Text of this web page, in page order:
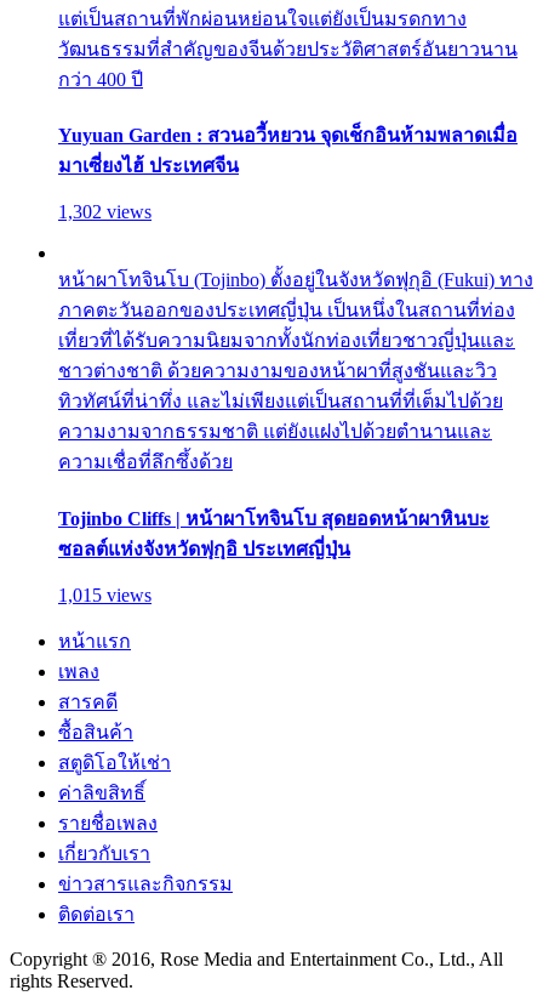
แต่เป็นสถานที่พักผ่อนหย่อนใจแต่ยังเป็นมรดกทาง
วัฒนธรรมที่สำคัญของจีนด้วยประวัติศาสตร์อันยาวนาน
กว่า 400 ปี
Yuyuan Garden : สวนอวี้หยวน จุดเช็กอินห้ามพลาดเมื่อ
มาเซี่ยงไฮ้ ประเทศจีน
1,302 views
หน้าผาโทจินโบ (Tojinbo) ตั้งอยู่ในจังหวัดฟุกุอิ (Fukui) ทาง
ภาคตะวันออกของประเทศญี่ปุ่น เป็นหนึ่งในสถานที่ท่อง
เที่ยวที่ได้รับความนิยมจากทั้งนักท่องเที่ยวชาวญี่ปุ่นและ
ชาวต่างชาติ ด้วยความงามของหน้าผาที่สูงชันและวิว
ทิวทัศน์ที่น่าทึ่ง และไม่เพียงแต่เป็นสถานที่ที่เต็มไปด้วย
ความงามจากธรรมชาติ แต่ยังแฝงไปด้วยตำนานและ
ความเชื่อที่ลึกซึ้งด้วย
Tojinbo Cliffs | หน้าผาโทจินโบ สุดยอดหน้าผาหินบะ
ซอลต์แห่งจังหวัดฟุกุอิ ประเทศญี่ปุ่น
1,015 views
หน้าแรก
เพลง
สารคดี
ซื้อสินค้า
สตูดิโอให้เช่า
ค่าลิขสิทธิ์
รายชื่อเพลง
เกี่ยวกับเรา
ข่าวสารและกิจกรรม
ติดต่อเรา
Copyright ® 2016, Rose Media and Entertainment Co., Ltd., All
rights Reserved.